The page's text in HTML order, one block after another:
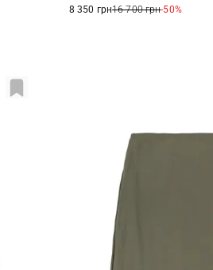
8 350 грн16 700 грн-50%